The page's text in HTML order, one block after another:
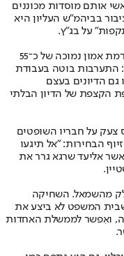
אותם מוסדות מכוננים
בביהמ"ש העליון היא
על בג"ץ.
בית המשפט העליון נשחק בתוך שנה אחת מרמת אמון נמוכה של כ־55
ההסבר פשוט: התערבות בוטה בעבודת
הדיונים בעצם
הקצפת של הדיון הבלתי
צעק על חבריו השופטים
הבחירות: "אל תיגעו
אליעד שרגא גרר את
מהשמאל. השחיקה
המשפט לא ביצע את
ואִפשר לממשלת האחדות